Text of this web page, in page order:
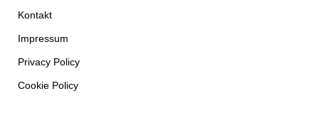
Kontakt
Impressum
Privacy Policy
Cookie Policy